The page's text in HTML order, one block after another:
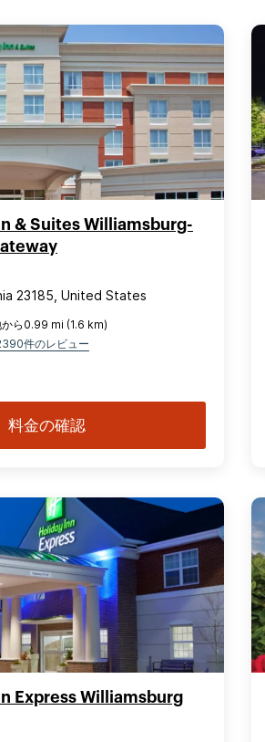
& Suites Williamsburg-
23185, United States
ら0.99 mi (1.6 km)
件のレビュー
料金の確認
Express Williamsburg